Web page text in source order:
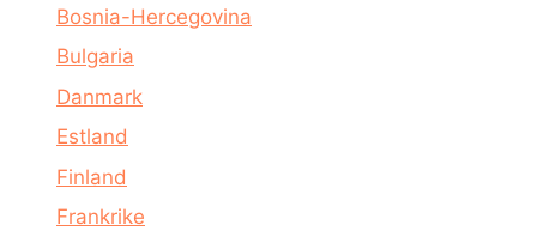
Bosnia-Hercegovina
Bulgaria
Danmark
Estland
Finland
Frankrike